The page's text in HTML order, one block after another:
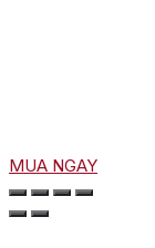
MUA NGAY